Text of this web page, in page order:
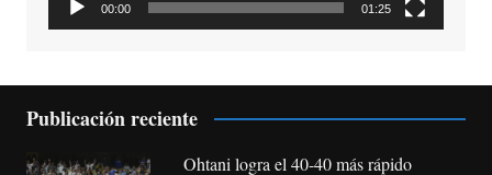
00:00 01:25
Publicación reciente
Ohtani logra el 40-40 más rápido